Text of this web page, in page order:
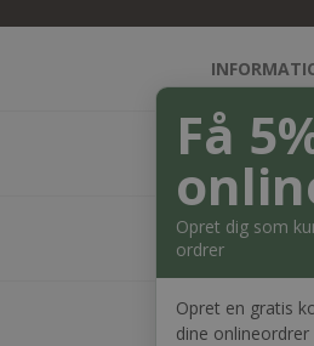
MIN
KONTAKT
Få
Opret dig som
ordrer
Opret en gratis
dine